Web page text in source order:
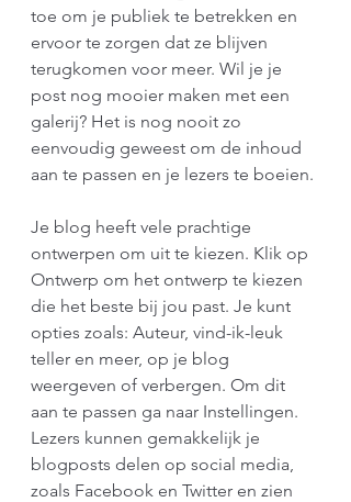
toe om je publiek te betrekken en
ervoor te zorgen dat ze blijven
terugkomen voor meer. Wil je je
post nog mooier maken met een
galerij? Het is nog nooit zo
eenvoudig geweest om de inhoud
aan te passen en je lezers te boeien.
Je blog heeft vele prachtige
ontwerpen om uit te kiezen. Klik op
Ontwerp om het ontwerp te kiezen
die het beste bij jou past. Je kunt
opties zoals: Auteur, vind-ik-leuk
teller en meer, op je blog
weergeven of verbergen. Om dit
aan te passen ga naar Instellingen.
Lezers kunnen gemakkelijk je
blogposts delen op social media,
zoals Facebook en Twitter en zien